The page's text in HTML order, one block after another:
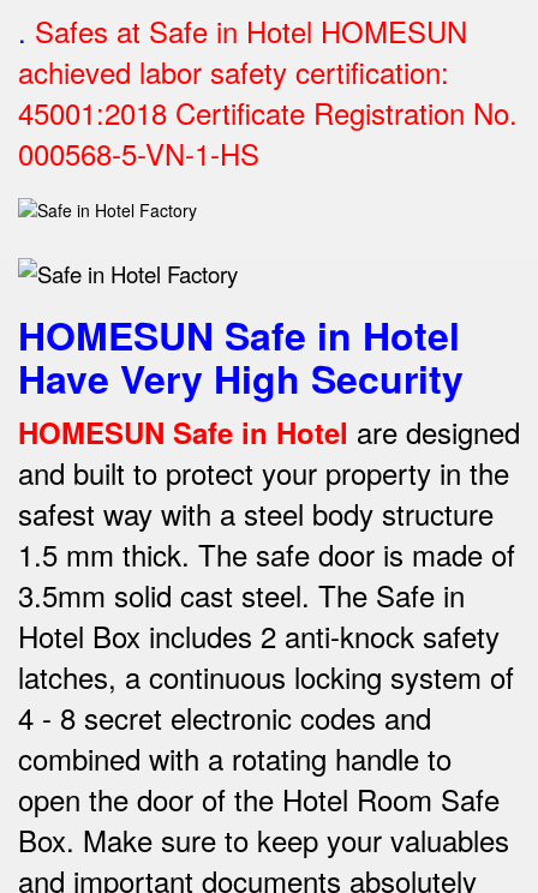
. Safes at Safe in Hotel HOMESUN
achieved labor safety certification:
45001:2018 Certificate Registration No.
000568-5-VN-1-HS
HOMESUN Safe in Hotel
Have Very High Security
HOMESUN Safe in Hotel are designed
and built to protect your property in the
safest way with a steel body structure
1.5 mm thick. The safe door is made of
3.5mm solid cast steel. The Safe in
Hotel Box includes 2 anti-knock safety
latches, a continuous locking system of
4 - 8 secret electronic codes and
combined with a rotating handle to
open the door of the Hotel Room Safe
Box. Make sure to keep your valuables
and important documents absolutely